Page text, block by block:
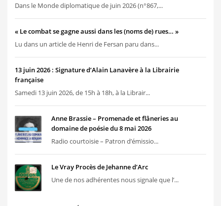
Dans le Monde diplomatique de juin 2026 (n°867,...
« Le combat se gagne aussi dans les (noms de) rues… »
Lu dans un article de Henri de Fersan paru dans...
13 juin 2026 : Signature d’Alain Lanavère à la Librairie
française
Samedi 13 juin 2026, de 15h à 18h, à la Librair...
Anne Brassie – Promenade et flâneries au
domaine de poésie du 8 mai 2026
Radio courtoisie – Patron d’émissio...
Le Vray Procès de Jehanne d’Arc
Une de nos adhérentes nous signale que l’...